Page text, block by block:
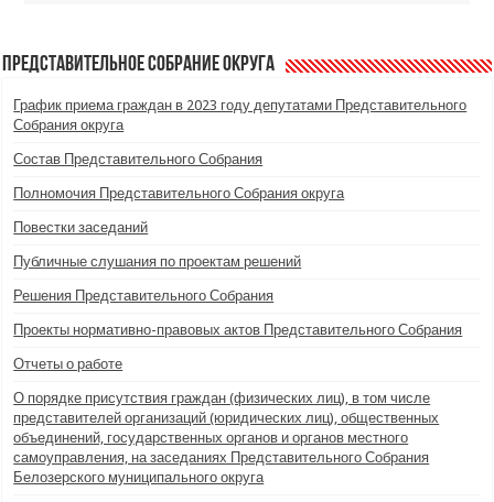
Представительное Собрание округа
График приема граждан в 2023 году депутатами Представительного
Собрания округа
Состав Представительного Собрания
Полномочия Представительного Собрания округа
Повестки заседаний
Публичные слушания по проектам решений
Решения Представительного Собрания
Проекты нормативно-правовых актов Представительного Собрания
Отчеты о работе
О порядке присутствия граждан (физических лиц), в том числе
представителей организаций (юридических лиц), общественных
объединений, государственных органов и органов местного
самоуправления, на заседаниях Представительного Собрания
Белозерского муниципального округа